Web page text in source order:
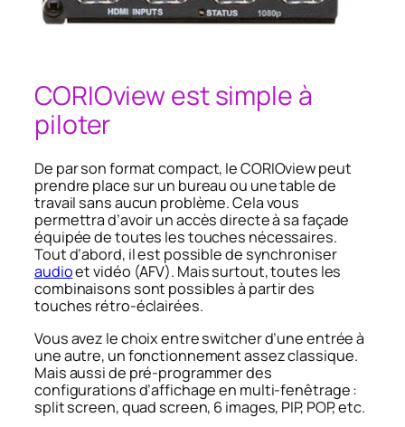
CORIOview est simple à
piloter
De par son format compact, le CORIOview peut
prendre place sur un bureau ou une table de
travail sans aucun problème. Cela vous
permettra d’avoir un accès directe à sa façade
équipée de toutes les touches nécessaires.
Tout d’abord, il est possible de synchroniser
audioet vidéo (AFV). Mais surtout, toutes les
combinaisons sont possibles à partir des
touches rétro-éclairées.
Vous avez le choix entre switcher d’une entrée à
une autre, un fonctionnement assez classique.
Mais aussi de pré-programmer des
configurations d’affichage en multi-fenêtrage :
split screen, quad screen, 6 images, PIP, POP, etc.